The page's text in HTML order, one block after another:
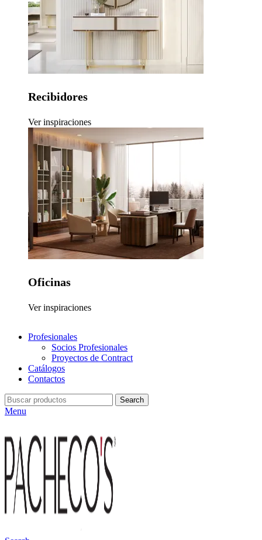
Recibidores
Ver inspiraciones
Oficinas
Ver inspiraciones
Profesionales
Socios Profesionales
Proyectos de Contract
Catálogos
Contactos
Search
Menu